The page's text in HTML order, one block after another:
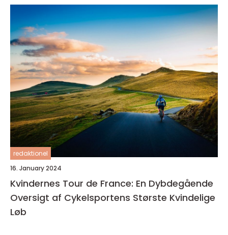
redaktionel
16. January 2024
Kvindernes Tour de France: En Dybdegående
Oversigt af Cykelsportens Største Kvindelige
Løb